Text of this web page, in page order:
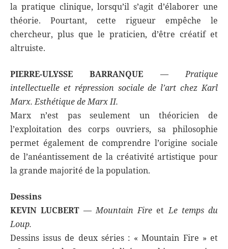
la pratique clinique, lorsqu’il s’agit d’élaborer une
théorie. Pourtant, cette rigueur empêche le
chercheur, plus que le praticien, d’être créatif et
altruiste.
PIERRE-ULYSSE BARRANQUE —Pratique
intellectuelle et répression sociale de l’art chez Karl
Marx. Esthétique de Marx II.
Marx n’est pas seulement un théoricien de
l’exploitation des corps ouvriers, sa philosophie
permet également de comprendre l’origine sociale
de l’anéantissement de la créativité artistique pour
la grande majorité de la population.
Dessins
KEVIN LUCBERT—Mountain Fire et Le temps du
Loup.
Dessins issus de deux séries : « Mountain Fire » et